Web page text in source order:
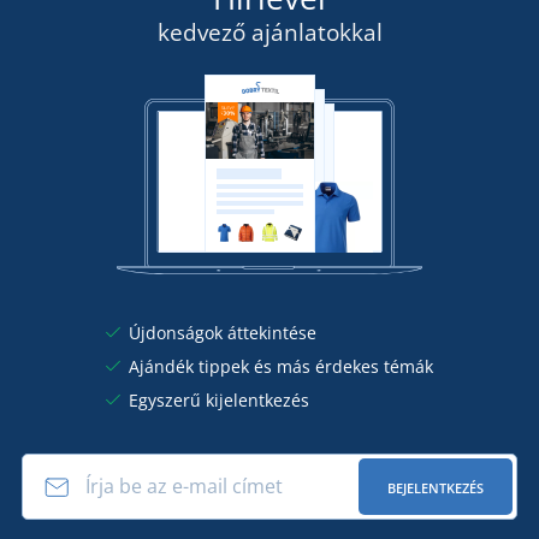
RÉSZLETEK
kedvező ajánlatokkal
Újdonságok áttekintése
Ajándék tippek és más érdekes témák
Egyszerű kijelentkezés
BEJELENTKEZÉS